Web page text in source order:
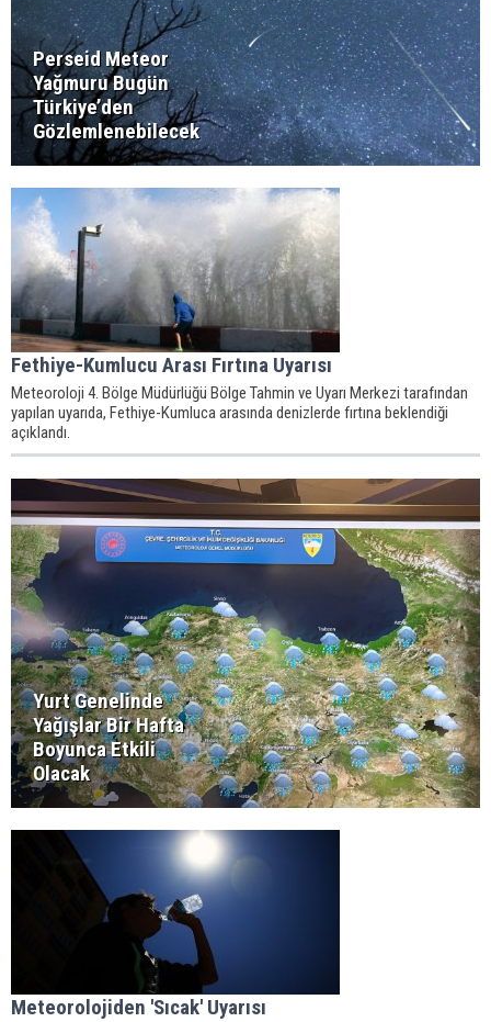
Perseid Meteor
Yağmuru Bugün
Türkiye’den
Gözlemlenebilecek
Fethiye-Kumlucu Arası Fırtına Uyarısı
Meteoroloji 4. Bölge Müdürlüğü Bölge Tahmin ve Uyarı Merkezi tarafından
yapılan uyarıda, Fethiye-Kumluca arasında denizlerde fırtına beklendiği
açıklandı.
Yurt Genelinde
Yağışlar Bir Hafta
Boyunca Etkili
Olacak
Meteorolojiden 'Sıcak' Uyarısı